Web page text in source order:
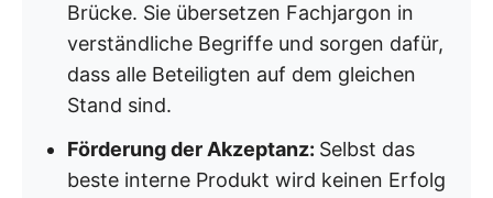
Brücke. Sie übersetzen Fachjargon in
verständliche Begriffe und sorgen dafür,
dass alle Beteiligten auf dem gleichen
Stand sind.
Förderung der Akzeptanz: Selbst das
beste interne Produkt wird keinen Erfolg